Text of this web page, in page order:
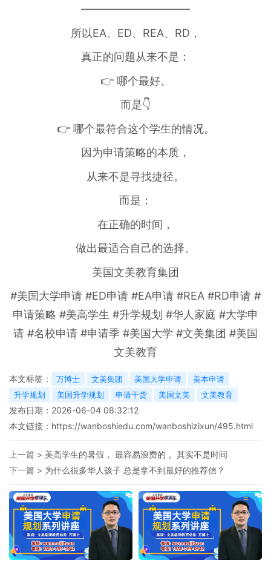
——————————
所以EA、ED、REA、RD，
真正的问题从来不是：
👉 哪个最好。
而是👇
👉 哪个最符合这个学生的情况。
因为申请策略的本质，
从来不是寻找捷径。
而是：
在正确的时间，
做出最适合自己的选择。
美国文美教育集团
#美国大学申请 #ED申请 #EA申请 #REA #RD申请 #
申请策略 #美高学生 #升学规划 #华人家庭 #大学申
请 #名校申请 #申请季 #美国大学 #文美集团 #美国
文美教育
本文标签： 万博士 文美集团 美国大学申请
美本申请
升学规划
美国升学规划 申请干货 美国文美 文美教育
发布日期：2026-06-04 08:32:12
本文链接： https://wanboshiedu.com/wanboshizixun/495.html
上一篇 > 美高学生的暑假， 最容易浪费的， 其实不是时间
下一篇 > 为什么很多华人孩子 总是拿不到最好的推荐信？